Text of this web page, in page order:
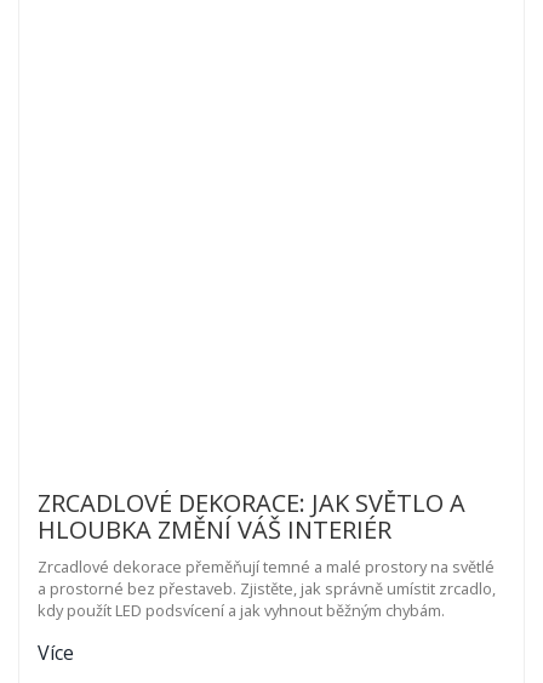
ZRCADLOVÉ DEKORACE: JAK SVĚTLO A
HLOUBKA ZMĚNÍ VÁŠ INTERIÉR
Zrcadlové dekorace přeměňují temné a malé prostory na světlé
a prostorné bez přestaveb. Zjistěte, jak správně umístit zrcadlo,
kdy použít LED podsvícení a jak vyhnout běžným chybám.
Více